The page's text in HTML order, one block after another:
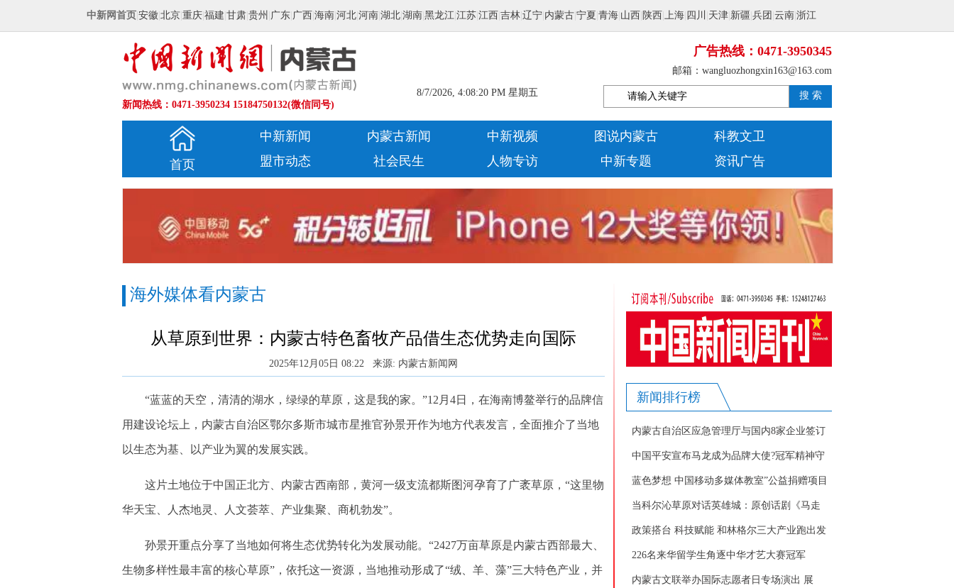
中新网首页 安徽 北京 重庆 福建 甘肃 贵州 广东 广西 海南 河北 河南 湖北 湖南 黑龙江 江苏 江西 吉林 辽宁 内蒙古 宁夏 青海 山西 陕西 上海 四川 天津 新疆 兵团 云南 浙江
新闻热线：0471-3950234 15184750132(微信同号)
8/7/2026, 4:08:20 PM 星期五
广告热线：0471-3950345
邮箱：wangluozhongxin163@163.com
搜 索
首页
中新新闻 内蒙古新闻 中新视频 图说内蒙古
科教文卫
盟市动态
社会民生 人物专访 中新专题 资讯广告
海外媒体看内蒙古
从草原到世界：内蒙古特色畜牧产品借生态优势走向国际
2025年12月05日 08:22 来源: 内蒙古新闻网
“蓝蓝的天空，清清的湖水，绿绿的草原，这是我的家。”12月4日，在海南博鳌举行的品牌信
用建设论坛上，内蒙古自治区鄂尔多斯市城市星推官孙景开作为地方代表发言，全面推介了当地
以生态为基、以产业为翼的发展实践。
这片土地位于中国正北方、内蒙古西南部，黄河一级支流都斯图河孕育了广袤草原，“这里物
华天宝、人杰地灵、人文荟萃、产业集聚、商机勃发”。
孙景开重点分享了当地如何将生态优势转化为发展动能。“2427万亩草原是内蒙古西部最大、
生物多样性最丰富的核心草原”，依托这一资源，当地推动形成了“绒、羊、藻”三大特色产业，并
新闻排行榜
内蒙古自治区应急管理厅与国内8家企业签订
应急救援战略合作和产能代储协议
中国平安宣布马龙成为品牌大使?冠军精神守
护国民健康
蓝色梦想 中国移动多媒体教室”公益捐赠项目
落地赤峰
当科尔沁草原对话英雄城：原创话剧《马走
日》全国巡演反响热烈
政策搭台 科技赋能 和林格尔三大产业跑出发
展加速度
226名来华留学生角逐中华才艺大赛冠军
内蒙古文联举办国际志愿者日专场演出 展